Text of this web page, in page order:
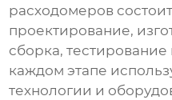
расходомеров
проектирование,
сборка,
каждом этапе
технологии и